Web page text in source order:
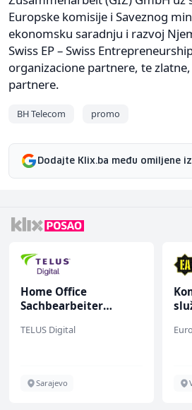
Europske komisije i Saveznog
ekonomsku saradnju i razvoj
Swiss EP – Swiss
organizacione partnere, te
partnere.
BH Telecom promo
Dodajte Klix.ba među omiljene
Home Office
Sachbearbeiter
bekannten deutschen
TELUS Digital
Sarajevo